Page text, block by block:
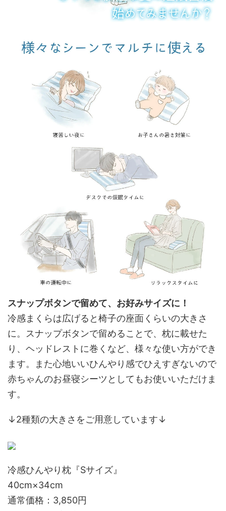
スナップボタンで留めて、お好みサイズに！
冷感まくらは広げると椅子の座面くらいの大きさ
に。スナップボタンで留めることで、枕に載せた
り、ヘッドレストに巻くなど、様々な使い方ができ
ます。また心地いいひんやり感でひえすぎないので
赤ちゃんのお昼寝シーツとしてもお使いいただけま
す。
↓2種類の大きさをご用意しています↓
冷感ひんやり枕『Sサイズ』
40cm×34cm
通常価格：3,850円